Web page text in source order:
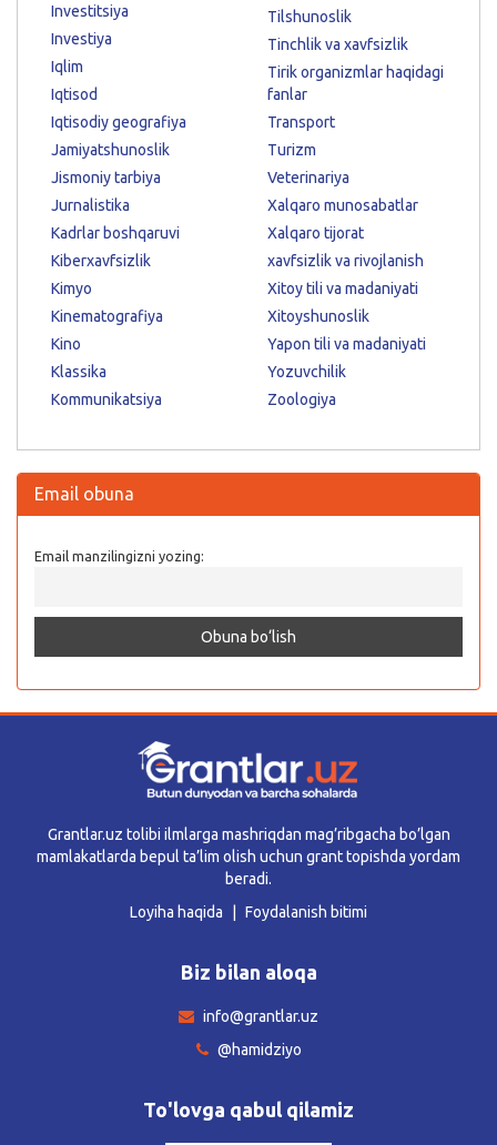
Investitsiya
Investiya
Iqlim
Iqtisod
Iqtisodiy geografiya
Jamiyatshunoslik
Jismoniy tarbiya
Jurnalistika
Kadrlar boshqaruvi
Kiberxavfsizlik
Kimyo
Kinematografiya
Kino
Klassika
Kommunikatsiya
Tilshunoslik
Tinchlik va xavfsizlik
Tirik organizmlar haqidagi
fanlar
Transport
Turizm
Veterinariya
Xalqaro munosabatlar
Xalqaro tijorat
xavfsizlik va rivojlanish
Xitoy tili va madaniyati
Xitoyshunoslik
Yapon tili va madaniyati
Yozuvchilik
Zoologiya
Email obuna
Email manzilingizni yozing:
Grantlar.uz tolibi ilmlarga mashriqdan mag’ribgacha bo’lgan
mamlakatlarda bepul ta’lim olish uchun grant topishda yordam
beradi.
Loyiha haqida
Foydalanish bitimi
Biz bilan aloqa
info@grantlar.uz
@hamidziyo
To'lovga qabul qilamiz